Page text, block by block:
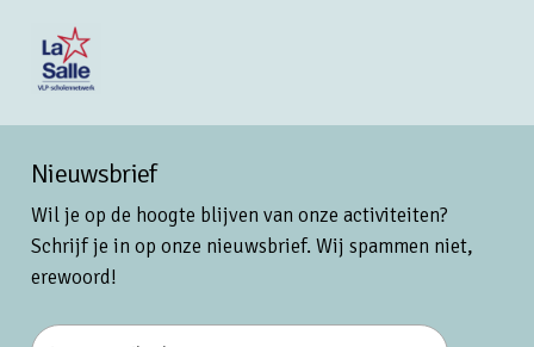
Nieuwsbrief
Wil je op de hoogte blijven van onze activiteiten?
Schrijf je in op onze nieuwsbrief. Wij spammen niet,
erewoord!